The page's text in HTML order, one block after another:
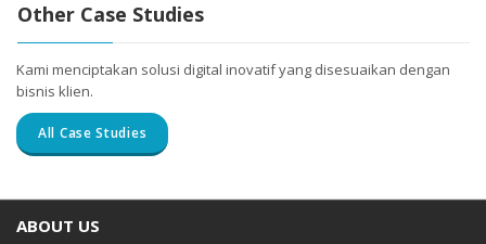
Other Case Studies
Kami menciptakan solusi digital inovatif yang disesuaikan dengan
bisnis klien.
All Case Studies
ABOUT US